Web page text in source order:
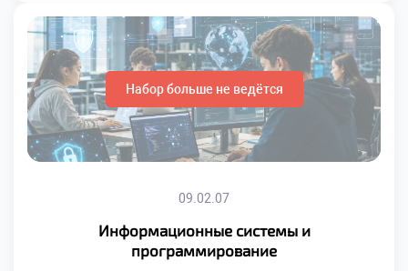
Набор больше не ведётся
09.02.07
Информационные системы и
программирование